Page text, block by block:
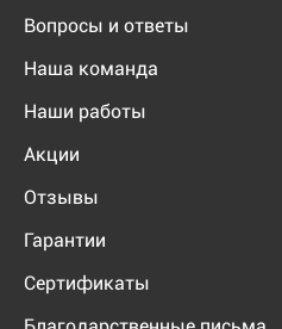
Вопросы и ответы
Наша команда
Наши работы
Акции
Отзывы
Гарантии
Сертификаты